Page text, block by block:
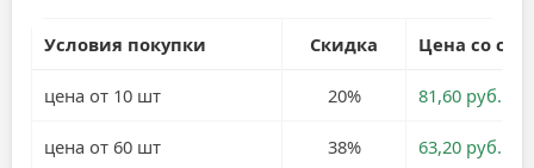
Условия покупки Скидка Цена со
цена от 10 шт 20% 81,60 руб.
цена от 60 шт 38% 63,20 руб.